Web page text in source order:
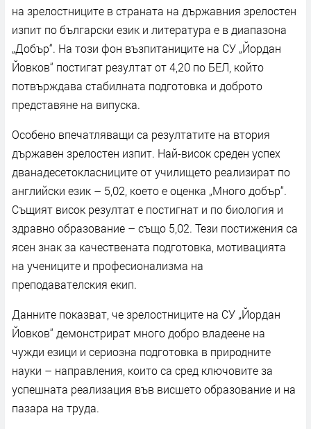
на зрелостниците в страната на държавния зрелостен
изпит по български език и литература е в диапазона
„Добър“. На този фон възпитаниците на СУ „Йордан
Йовков“ постигат резултат от 4,20 по БЕЛ, който
потвърждава стабилната подготовка и доброто
представяне на випуска.
Особено впечатляващи са резултатите на втория
държавен зрелостен изпит. Най-висок среден успех
дванадесетокласниците от училището реализират по
английски език – 5,02, което е оценка „Много добър“.
Същият висок резултат е постигнат и по биология и
здравно образование – също 5,02. Тези постижения са
ясен знак за качествената подготовка, мотивацията
на учениците и професионализма на
преподавателския екип.
Данните показват, че зрелостниците на СУ „Йордан
Йовков“ демонстрират много добро владеене на
чужди езици и сериозна подготовка в природните
науки – направления, които са сред ключовите за
успешната реализация във висшето образование и на
пазара на труда.